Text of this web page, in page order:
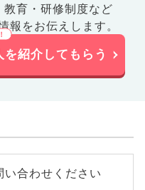
教育・研修制度など
報をお伝えします。
紹介してもらう
い合わせください